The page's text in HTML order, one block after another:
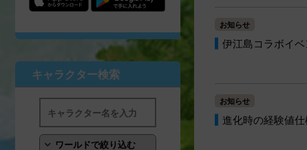
キャラクター検索
お知らせ
伊江島コラボイ
お知らせ
進化時の経験値